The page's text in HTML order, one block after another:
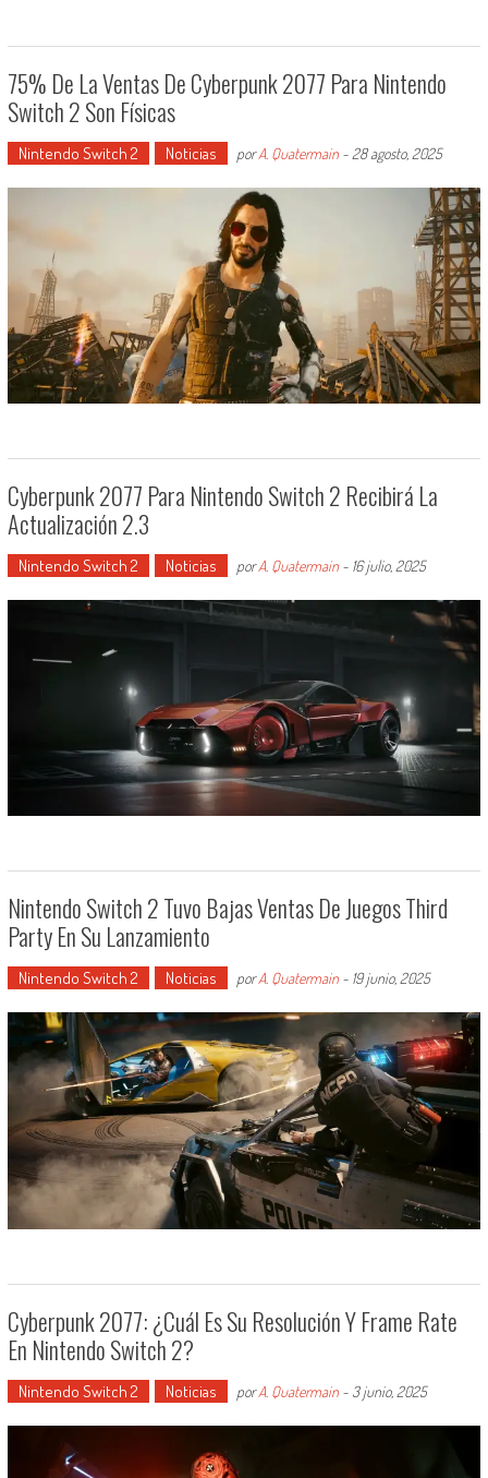
75% De La Ventas De Cyberpunk 2077 Para Nintendo
Switch 2 Son Físicas
Nintendo Switch 2 Noticias porA. Quatermain- 28 agosto, 2025
Cyberpunk 2077 Para Nintendo Switch 2 Recibirá La
Actualización 2.3
Nintendo Switch 2 Noticias porA. Quatermain- 16 julio, 2025
Nintendo Switch 2 Tuvo Bajas Ventas De Juegos Third
Party En Su Lanzamiento
Nintendo Switch 2 Noticias porA. Quatermain- 19 junio, 2025
Cyberpunk 2077: ¿Cuál Es Su Resolución Y Frame Rate
En Nintendo Switch 2?
Nintendo Switch 2 Noticias porA. Quatermain- 3 junio, 2025